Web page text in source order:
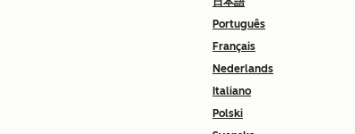
Português
Français
Nederlands
Italiano
Polski